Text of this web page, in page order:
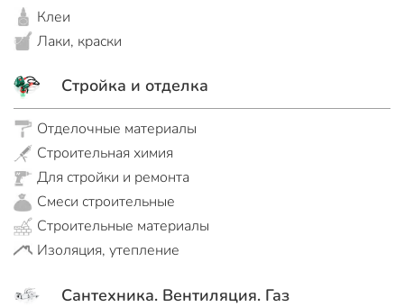
Клеи
Лаки, краски
Стройка и отделка
Отделочные материалы
Строительная химия
Для стройки и ремонта
Смеси строительные
Строительные материалы
Изоляция, утепление
Сантехника. Вентиляция. Газ